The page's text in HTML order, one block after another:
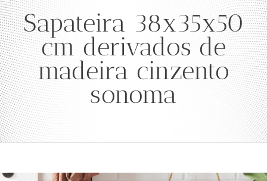
Sapateira 38x35x50
cm derivados de
madeira cinzento
sonoma